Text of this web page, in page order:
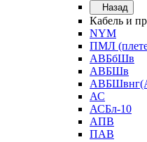
Назад
Кабель и
NYM
ПМЛ
АВБбШв
АВБШв
АС
АСБл-10
АПВ
ПАВ